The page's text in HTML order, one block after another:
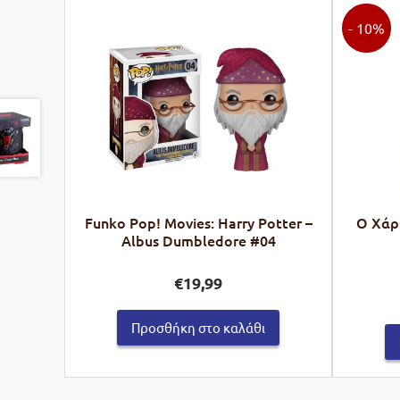
Funko Pop! Movies: Harry Potter –
Albus Dumbledore #04
€19,99
Προσθήκη στο καλάθι
Ο
- 10%